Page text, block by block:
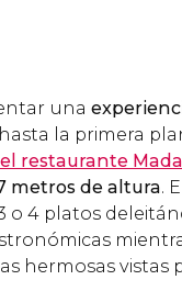
una
la primera
restaurante
metros de altura.
o 4 platos
hermosas vistas